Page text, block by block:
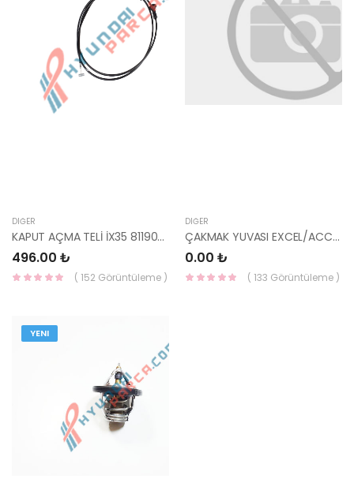
DIĞER
KAPUT AÇMA TELİ İX35 81190-2S000-YS
496.00 ₺
( 152 Görüntüleme )
DIĞER
ÇAKMAK YUVASI EXCEL/ACCENT 1995-2000 95120-37000-HMC
0.00 ₺
( 133 Görüntüleme )
YENI